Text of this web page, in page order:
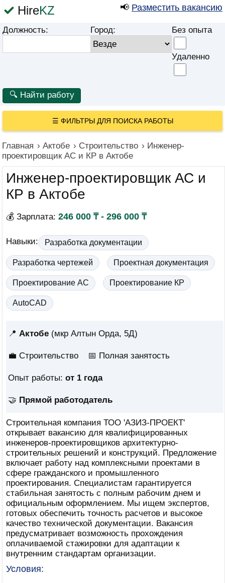
HireKZ 📢 Разместить вакансию
Должность: Город: Без опыта
Удаленно
☰ ФИЛЬТРЫ ДЛЯ ПОИСКА РАБОТЫ
Главная › Актобе › Строительство › Инженер-
проектировщик АС и КР в Актобе
Инженер-проектировщик АС и
КР в Актобе
💰 Зарплата: 246 000 ₸ - 296 000 ₸
Навыки: Разработка документации
Разработка чертежей Проектная документация
Проектирование АС Проектирование КР
AutoCAD
📍 Актобе (мкр Алтын Орда, 5Д)
💼 Строительство 📅 Полная занятость
Опыт работы: от 1 года
🤝 Прямой работодатель
Строительная компания ТОО 'АЗИЗ-ПРОЕКТ'
открывает вакансию для квалифицированных
инженеров-проектировщиков архитектурно-
строительных решений и конструкций. Предложение
включает работу над комплексными проектами в
сфере гражданского и промышленного
проектирования. Специалистам гарантируется
стабильная занятость с полным рабочим днем и
официальным оформлением. Мы ищем экспертов,
готовых обеспечить точность расчетов и высокое
качество технической документации. Вакансия
предусматривает возможность прохождения
оплачиваемой стажировки для адаптации к
внутренним стандартам организации.
Условия: